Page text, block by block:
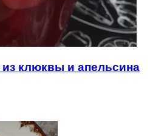
клюквы и апельсина